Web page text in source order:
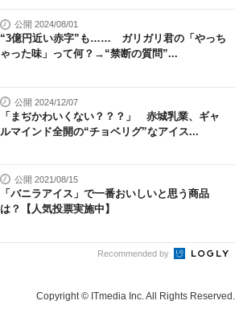
公開 2024/08/01
“3億円近い赤字”も…… ガリガリ君の「やっち
ゃった味」って何？→“禁断の質問”...
公開 2024/12/07
「まぢかわいくない？？？」 赤城乳業、ギャ
ルマインド全開の“チョベリグ”なアイス...
公開 2021/08/15
「バニラアイス」で一番おいしいと思う商品
は？【人気投票実施中】
Recommended by
Copyright © ITmedia Inc. All Rights Reserved.